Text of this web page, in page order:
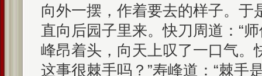
向外一摆，作着要去的样子。于
直向后园子里来。快刀周道：“
峰昂着头，向天上叹了一口气。
这事很棘手吗？”寿峰道：“棘手